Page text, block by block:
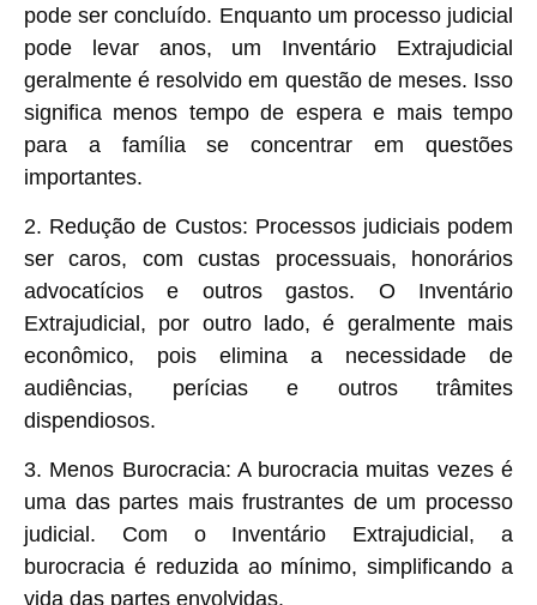
pode ser concluído. Enquanto um processo judicial
pode levar anos, um Inventário Extrajudicial
geralmente é resolvido em questão de meses. Isso
significa menos tempo de espera e mais tempo
para a família se concentrar em questões
importantes.
2. Redução de Custos: Processos judiciais podem
ser caros, com custas processuais, honorários
advocatícios e outros gastos. O Inventário
Extrajudicial, por outro lado, é geralmente mais
econômico, pois elimina a necessidade de
audiências, perícias e outros trâmites
dispendiosos.
3. Menos Burocracia: A burocracia muitas vezes é
uma das partes mais frustrantes de um processo
judicial. Com o Inventário Extrajudicial, a
burocracia é reduzida ao mínimo, simplificando a
vida das partes envolvidas.